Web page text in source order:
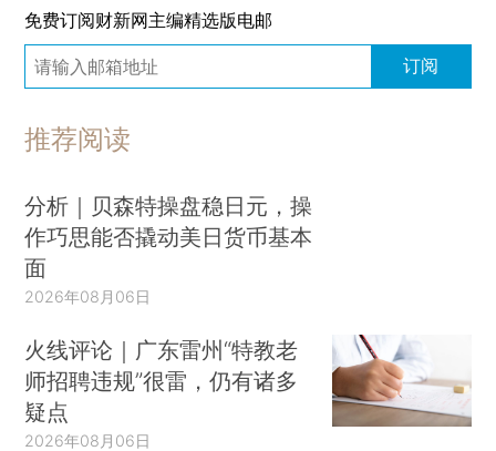
免费订阅财新网主编精选版电邮
订阅
推荐阅读
分析｜贝森特操盘稳日元，操
作巧思能否撬动美日货币基本
面
2026年08月06日
火线评论｜广东雷州“特教老
师招聘违规”很雷，仍有诸多
疑点
2026年08月06日